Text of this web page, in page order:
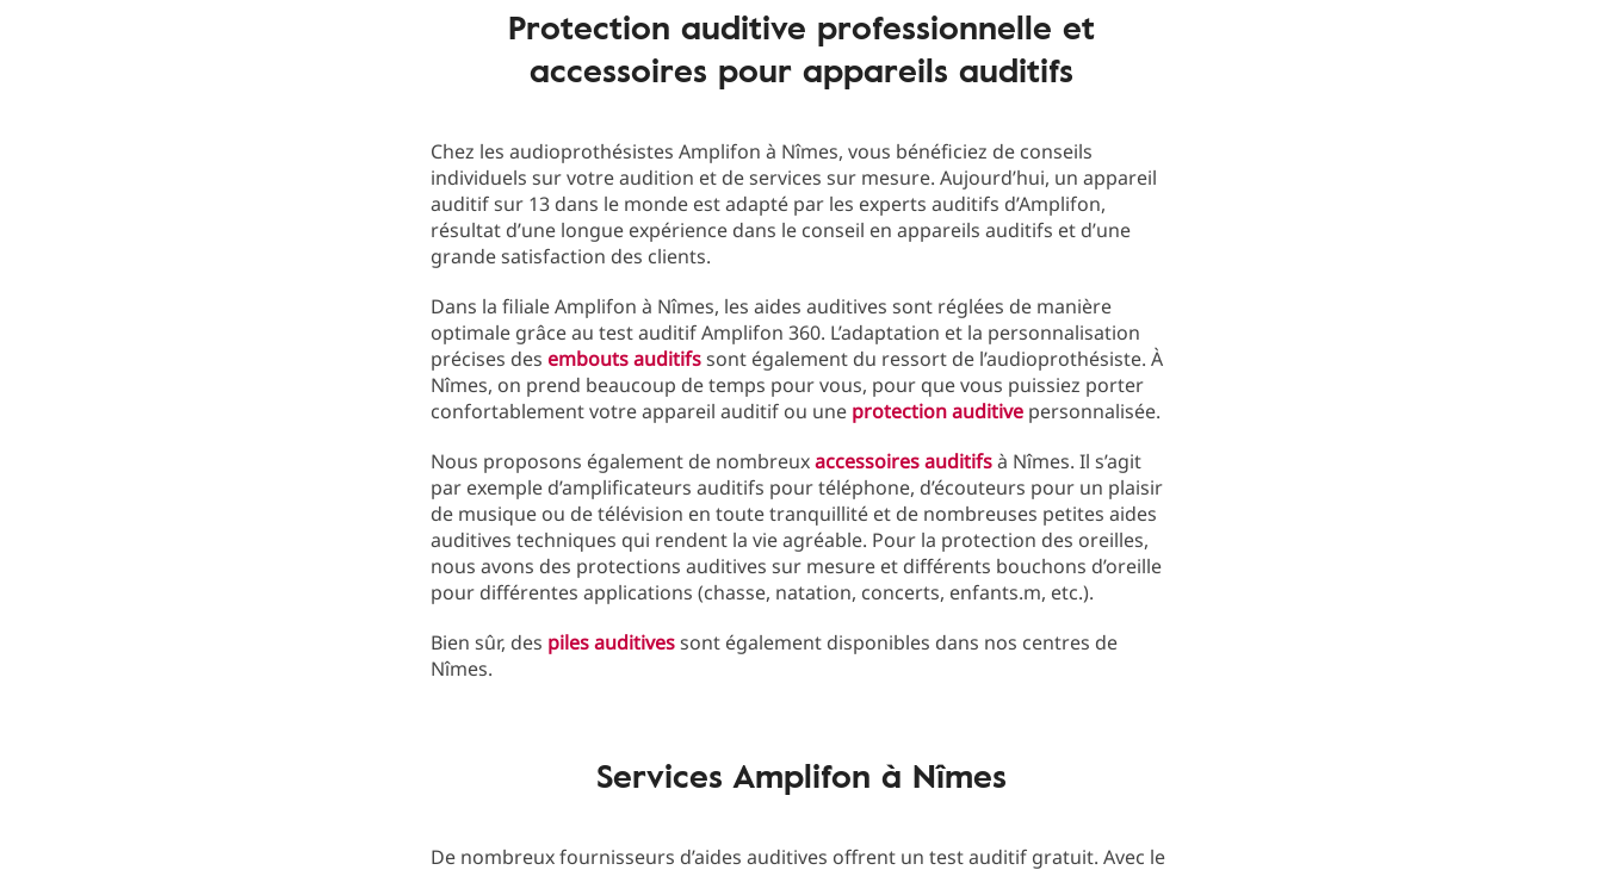
Protection auditive professionnelle et
accessoires pour appareils auditifs
Chez les audioprothésistes Amplifon à Nîmes, vous bénéficiez de conseils
individuels sur votre audition et de services sur mesure. Aujourd’hui, un appareil
auditif sur 13 dans le monde est adapté par les experts auditifs d’Amplifon,
résultat d’une longue expérience dans le conseil en appareils auditifs et d’une
grande satisfaction des clients.
Dans la filiale Amplifon à Nîmes, les aides auditives sont réglées de manière
optimale grâce au test auditif Amplifon 360. L’adaptation et la personnalisation
précises des embouts auditifssont également du ressort de l’audioprothésiste. À
Nîmes, on prend beaucoup de temps pour vous, pour que vous puissiez porter
confortablement votre appareil auditif ou une protection auditive personnalisée.
Nous proposons également de nombreuxaccessoires auditifsà Nîmes. Il s’agit
par exemple d’amplificateurs auditifs pour téléphone, d’écouteurs pour un plaisir
de musique ou de télévision en toute tranquillité et de nombreuses petites aides
auditives techniques qui rendent la vie agréable. Pour la protection des oreilles,
nous avons des protections auditives sur mesure et différents bouchons d’oreille
pour différentes applications (chasse, natation, concerts, enfants.m, etc.).
Bien sûr, des piles auditivessont également disponibles dans nos centres de
Nîmes.
Services Amplifon à Nîmes
De nombreux fournisseurs d’aides auditives offrent un test auditif gratuit. Avec le